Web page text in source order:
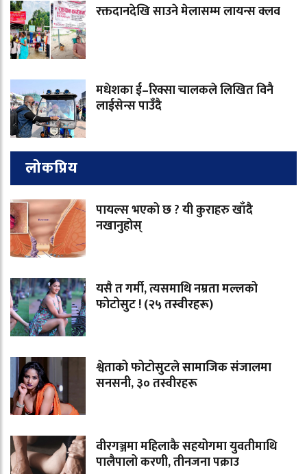
रक्तदानदेखि साउने मेलासम्म लायन्स क्लव
मधेशका ई–रिक्सा चालकले लिखित विनै
लाईसेन्स पाउँदै
लोकप्रिय
पायल्स भएको छ ? यी कुराहरु खाँदै
नखानुहोस्
यसै त गर्मी, त्यसमाथि नम्रता मल्लको
फोटोसुट ! (२५ तस्वीरहरू)
श्वेताको फोटोसुटले सामाजिक संजालमा
सनसनी, ३० तस्वीरहरू
वीरगञ्जमा महिलाकै सहयोगमा युवतीमाथि
पालैपालो करणी, तीनजना पक्राउ